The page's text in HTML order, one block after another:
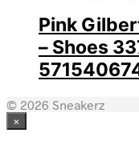
Pink
– Shoes
© 2026 Sneakerz
×